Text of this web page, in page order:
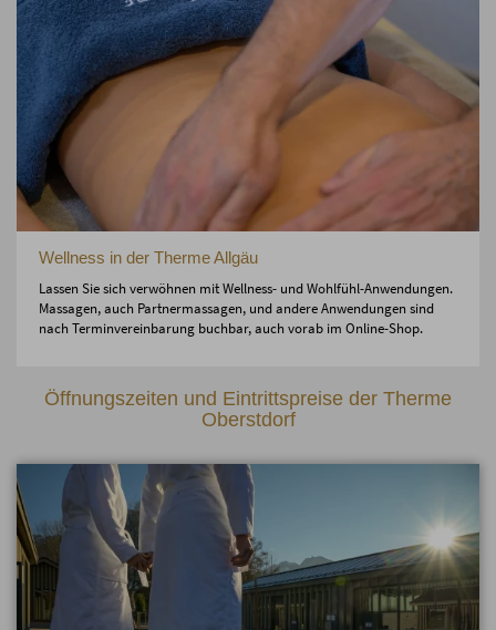
Wellness in der Therme Allgäu
Lassen Sie sich verwöhnen mit Wellness- und Wohlfühl-Anwendungen.
Massagen, auch Partnermassagen, und andere Anwendungen sind
nach Terminvereinbarung buchbar, auch vorab im Online-Shop.
Öffnungszeiten und Eintrittspreise der Therme
Oberstdorf